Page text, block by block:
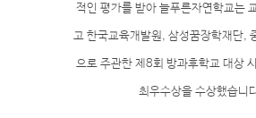
적인 평가를 받아 늘푸른자연학교는
고 한국교육개발원, 삼성꿈장학재단,
으로 주관한제8회 방과후학교 대상
최우수상을 수상했습니